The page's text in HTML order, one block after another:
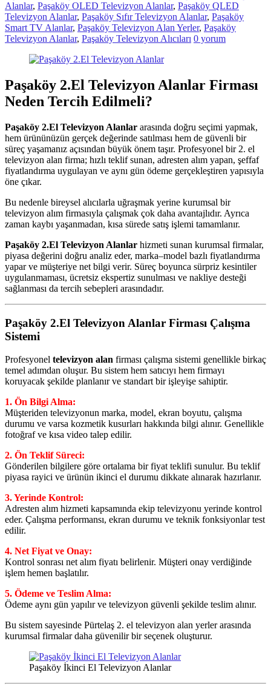
hemen
bize
satarak
nakit
ödeme
alabilirsiniz.
alanlar
adresten
alım
Alanlar, Paşaköy OLED Televizyon Alanlar, Paşaköy QLED
Televizyon Alanlar, Paşaköy Sıfır Televizyon Alanlar, Paşaköy
Smart TV Alanlar, Paşaköy Televizyon Alan Yerler, Paşaköy
Televizyon Alanlar, Paşaköy Televizyon Alıcıları 0 yorum
Paşaköy 2.El Televizyon Alanlar Firması
Neden Tercih Edilmeli?
Paşaköy 2.El Televizyon Alanlar arasında doğru seçimi yapmak,
hem ürününüzün gerçek değerinde satılması hem de güvenli bir
süreç yaşamanız açısından büyük önem taşır. Profesyonel bir 2. el
televizyon alan firma; hızlı teklif sunan, adresten alım yapan, şeffaf
fiyatlandırma uygulayan ve aynı gün ödeme gerçekleştiren yapısıyla
öne çıkar.
Bu nedenle bireysel alıcılarla uğraşmak yerine kurumsal bir
televizyon alım firmasıyla çalışmak çok daha avantajlıdır. Ayrıca
zaman kaybı yaşanmadan, kısa sürede satış işlemi tamamlanır.
Paşaköy 2.El Televizyon Alanlar hizmeti sunan kurumsal firmalar,
piyasa değerini doğru analiz eder, marka–model bazlı fiyatlandırma
yapar ve müşteriye net bilgi verir. Süreç boyunca sürpriz kesintiler
uygulanmaması, ücretsiz ekspertiz sunulması ve nakliye desteği
sağlanması da tercih sebepleri arasındadır.
Paşaköy 2.El Televizyon Alanlar Firması Çalışma
Sistemi
Profesyonel televizyon alan firması çalışma sistemi genellikle birkaç
temel adımdan oluşur. Bu sistem hem satıcıyı hem firmayı
koruyacak şekilde planlanır ve standart bir işleyişe sahiptir.
1. Ön Bilgi Alma:
Müşteriden televizyonun marka, model, ekran boyutu, çalışma
durumu ve varsa kozmetik kusurları hakkında bilgi alınır. Genellikle
fotoğraf ve kısa video talep edilir.
2. Ön Teklif Süreci:
Gönderilen bilgilere göre ortalama bir fiyat teklifi sunulur. Bu teklif
piyasa rayici ve ürünün ikinci el durumu dikkate alınarak hazırlanır.
3. Yerinde Kontrol:
Adresten alım hizmeti kapsamında ekip televizyonu yerinde kontrol
eder. Çalışma performansı, ekran durumu ve teknik fonksiyonlar test
edilir.
4. Net Fiyat ve Onay:
Kontrol sonrası net alım fiyatı belirlenir. Müşteri onay verdiğinde
işlem hemen başlatılır.
5. Ödeme ve Teslim Alma:
Ödeme aynı gün yapılır ve televizyon güvenli şekilde teslim alınır.
Bu sistem sayesinde Pürtelaş 2. el televizyon alan yerler arasında
kurumsal firmalar daha güvenilir bir seçenek oluşturur.
Paşaköy İkinci El Televizyon Alanlar